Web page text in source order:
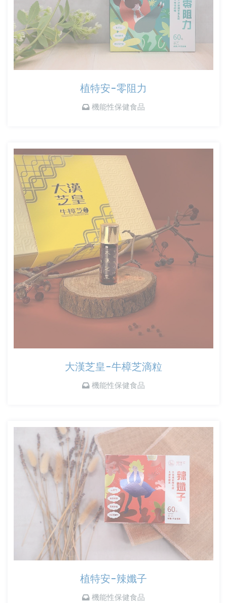
植特安-零阻力
機能性保健食品
大漢芝皇-牛樟芝滴粒
機能性保健食品
植特安-辣孅子
機能性保健食品